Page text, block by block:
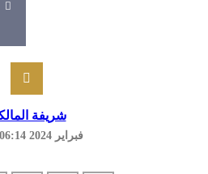
شريفة
22 فبراير 2024 06:14: م